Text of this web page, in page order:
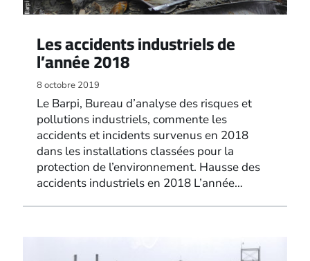
Les accidents industriels de
l’année 2018
8 octobre 2019
Le Barpi, Bureau d’analyse des risques et
pollutions industriels, commente les
accidents et incidents survenus en 2018
dans les installations classées pour la
protection de l’environnement. Hausse des
accidents industriels en 2018 L’année…